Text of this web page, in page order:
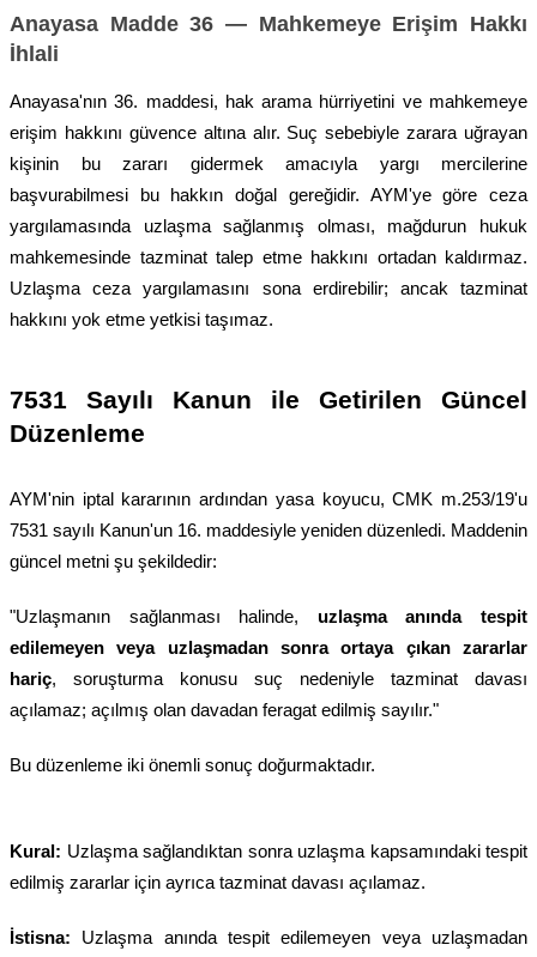
Anayasa Madde 36 — Mahkemeye Erişim Hakkı
İhlali
Anayasa'nın 36. maddesi, hak arama hürriyetini ve mahkemeye
erişim hakkını güvence altına alır. Suç sebebiyle zarara uğrayan
kişinin bu zararı gidermek amacıyla yargı mercilerine
başvurabilmesi bu hakkın doğal gereğidir. AYM'ye göre ceza
yargılamasında uzlaşma sağlanmış olması, mağdurun hukuk
mahkemesinde tazminat talep etme hakkını ortadan kaldırmaz.
Uzlaşma ceza yargılamasını sona erdirebilir; ancak tazminat
hakkını yok etme yetkisi taşımaz.
7531 Sayılı Kanun ile Getirilen Güncel
Düzenleme
AYM'nin iptal kararının ardından yasa koyucu, CMK m.253/19'u
7531 sayılı Kanun'un 16. maddesiyle yeniden düzenledi. Maddenin
güncel metni şu şekildedir:
"Uzlaşmanın sağlanması halinde, uzlaşma anında tespit
edilemeyen veya uzlaşmadan sonra ortaya çıkan zararlar
hariç, soruşturma konusu suç nedeniyle tazminat davası
açılamaz; açılmış olan davadan feragat edilmiş sayılır."
Bu düzenleme iki önemli sonuç doğurmaktadır.
Kural: Uzlaşma sağlandıktan sonra uzlaşma kapsamındaki tespit
edilmiş zararlar için ayrıca tazminat davası açılamaz.
İstisna: Uzlaşma anında tespit edilemeyen veya uzlaşmadan